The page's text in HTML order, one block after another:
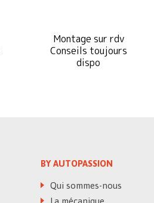
Montage sur rdv
Conseils toujours
dispo
BY AUTOPASSION
Qui sommes-nous
La mécanique